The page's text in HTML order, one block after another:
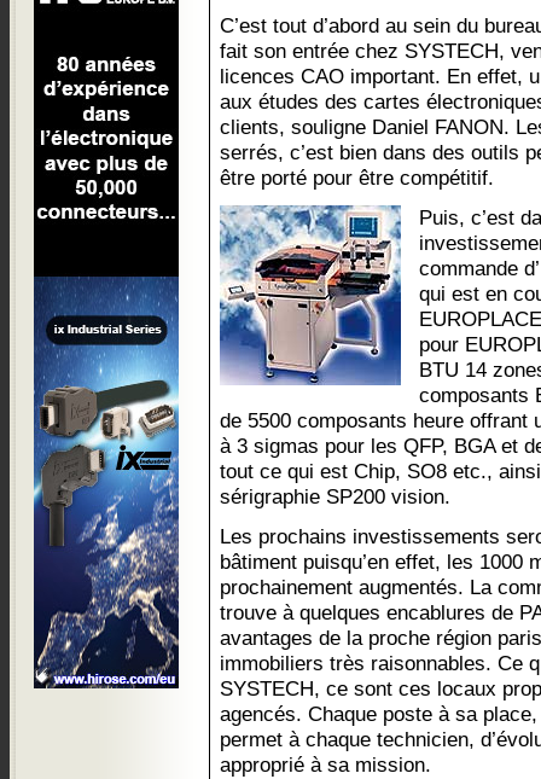
C’est tout d’abord au sein du
fait son entrée chez SYSTECH,
licences CAO important. En effet,
aux études des cartes
clients, souligne Daniel FANON.
serrés, c’est bien dans des outils
être porté pour être compétitif.
Puis, c’est
commande
qui est en
pour
BTU 14
composants
de 5500 composants heure offrant
à 3 sigmas pour les QFP, BGA et
tout ce qui est Chip, SO8 etc.,
sérigraphie SP200 vision.
Les prochains investissements
bâtiment puisqu’en effet, les 1000
prochainement augmentés. La
trouve à quelques encablures de
avantages de la proche région
immobiliers très raisonnables. Ce
SYSTECH, ce sont ces locaux
agencés. Chaque poste à sa
permet à chaque technicien,
approprié à sa mission.